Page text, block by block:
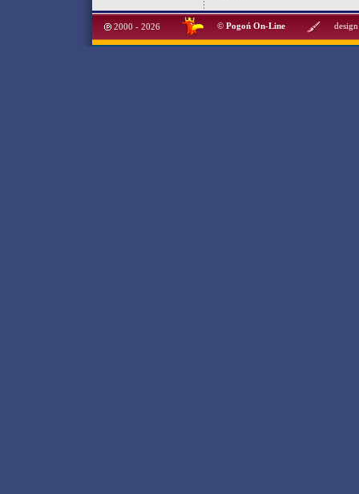
2000 - 2026 © Pogoń On-Line